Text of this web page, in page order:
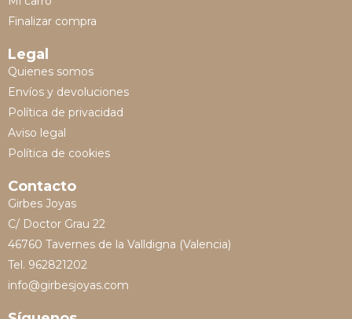
Finalizar compra
Legal
Quienes somos
Envíos y devoluciones
Política de privacidad
Aviso legal
Política de cookies
Contacto
Girbes Joyas
C/ Doctor Grau 22
46760 Tavernes de la Valldigna (Valencia)
Tel. 962821202
info@girbesjoyas.com